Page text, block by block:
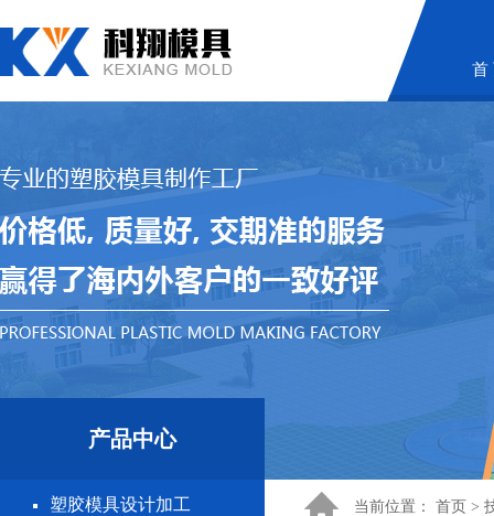
首
产品中心
塑胶模具设计加工 当前位置： 首页 >